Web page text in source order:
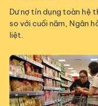
Dư nợ tín dụng toàn hệ
so với cuối năm, Ngân
liệt.